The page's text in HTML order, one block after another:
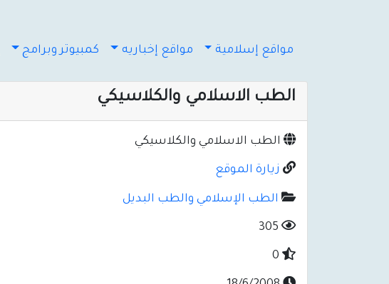
مواقع إسلامية مواقع إخباريه كمبيوتر وبرامج
الطب الاسلامي والكلاسيكي
الطب الاسلامي والكلاسيكي
زيارة الموقع
الطب الإسلامي والطب البديل